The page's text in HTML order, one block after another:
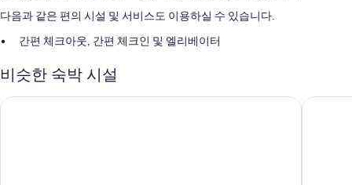
다음과 같은 편의 시설 및 서비스도 이용하실 수 있습니다.
간편 체크아웃, 간편 체크인 및 엘리베이터
비슷한 숙박 시설
미타스야 료칸 호텔 바이 아늑 평택역 평택 고